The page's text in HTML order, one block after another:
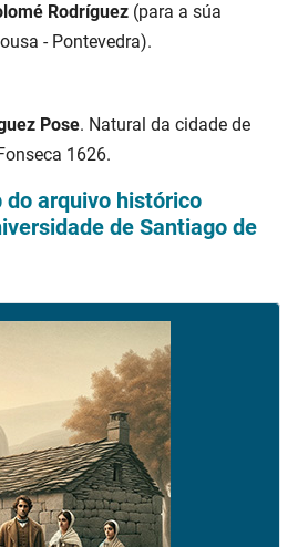
Rodríguez (para a súa
- Pontevedra).
Pose. Natural da cidade de
1626.
do arquivo histórico
de Santiago de